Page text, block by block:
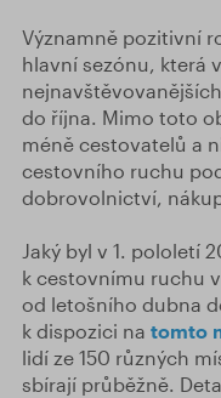
Významně pozitivní
hlavní sezónu, která
do října. Mimo toto
méně cestovatelů a
cestovního ruchu
dobrovolnictví,
Jaký byl v 1. pololetí
k cestovnímu ruchu
od letošního dubna
k dispozici na tomto
lidí ze 150 různých
sbírají průběžně.